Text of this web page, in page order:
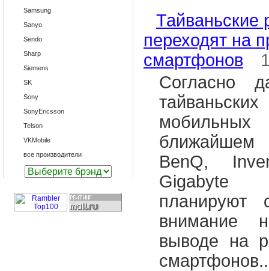
Samsung
Sanyo
Sendo
Sharp
Siemens
SK
Sony
SonyEricsson
Telson
VKMobile
все производители
Тайваньские
переходят на
смартфонов
Согласно
ближайшем
BenQ,
Gigabyte
планируют
внимание
выводе на